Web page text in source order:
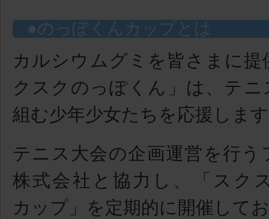
のっぽくんカップとは
カルシウムグミを皆さまに
クスクのっぽくん」は、テ
組む少年少女たちを応援しま
テニス大会の企画運営を行う
株式会社と協力し、「スク
カップ」を定期的に開催して